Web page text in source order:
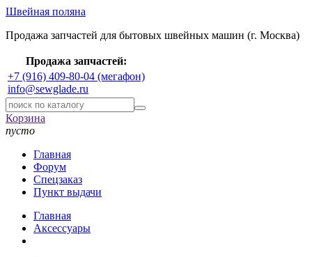
Швейная поляна
Продажа запчастей для бытовых швейных машин (г. Москва)
Продажа запчастей:
+7 (916) 409-80-04 (мегафон)
info@sewglade.ru
Корзина
пусто
Главная
Форум
Спецзаказ
Пункт выдачи
Главная
Аксессуары